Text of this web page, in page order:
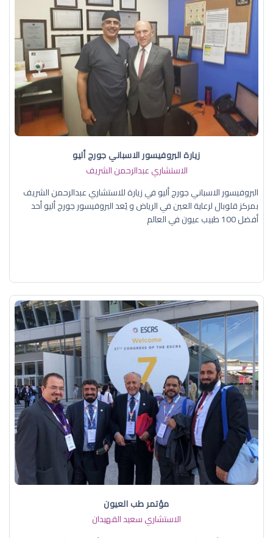
زيارة البروفيسور الاسباني جورج أليو
الاستشاري عبدالرحمن الشريف
البروفيسور الاسباني جورج أليو في زيارة للاستشاري عبدالرحمن الشريف
بمركز قلوبال لرعاية العين في الرياض و يُعد البروفيسور جورج أليو أحد
أفضل 100 طبيب عيون في العالم
مؤتمر طب العيون
الاستشاري سعيد القهيدان